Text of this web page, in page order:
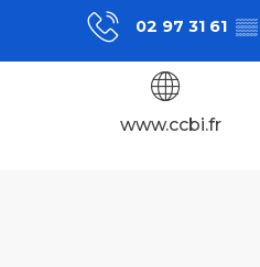
02 97 31 61 ▒▒
www.ccbi.fr